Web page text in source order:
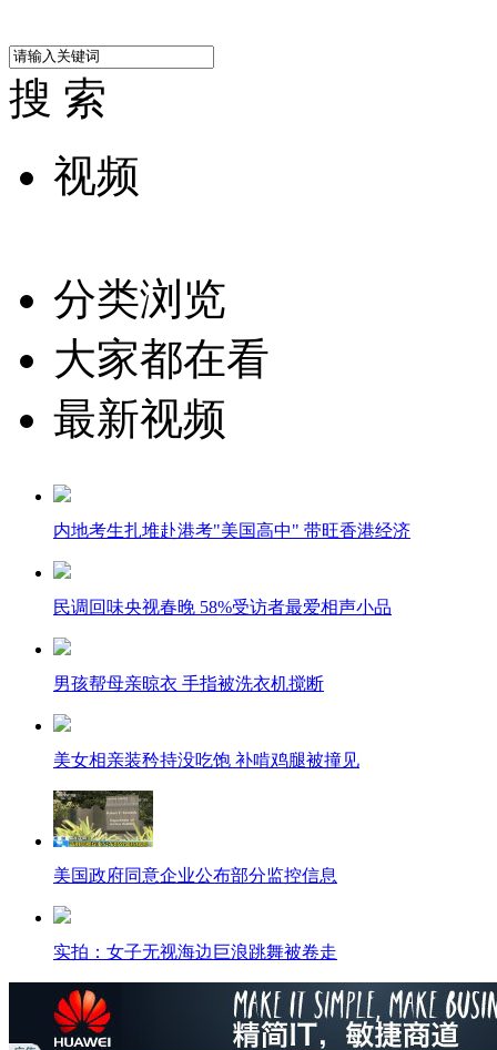
搜 索
视频
分类浏览
大家都在看
最新视频
内地考生扎堆赴港考"美国高中" 带旺香港经济
民调回味央视春晚 58%受访者最爱相声小品
男孩帮母亲晾衣 手指被洗衣机搅断
美女相亲装矜持没吃饱 补啃鸡腿被撞见
美国政府同意企业公布部分监控信息
实拍：女子无视海边巨浪跳舞被卷走
美国纽约男子急诊室外等待8小时后死亡